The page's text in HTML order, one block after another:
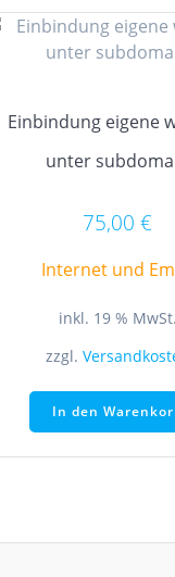
Einbindung eigene
unter
75,00€
Internet und
inkl. 19 % MwSt.
zzgl.
In den